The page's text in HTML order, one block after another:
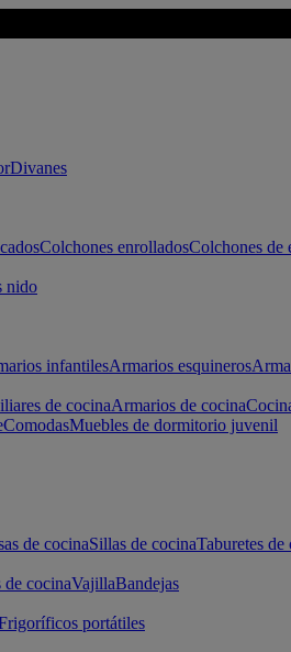
Divanes
Colchones enrolladosColchones de
nido
infantilesArmarios esquineros
de cocinaArmarios de cocina
ComodasMuebles de dormitorio juvenil
de cocinaSillas de cocinaTaburetes de
cocinaVajillaBandejas
portátiles